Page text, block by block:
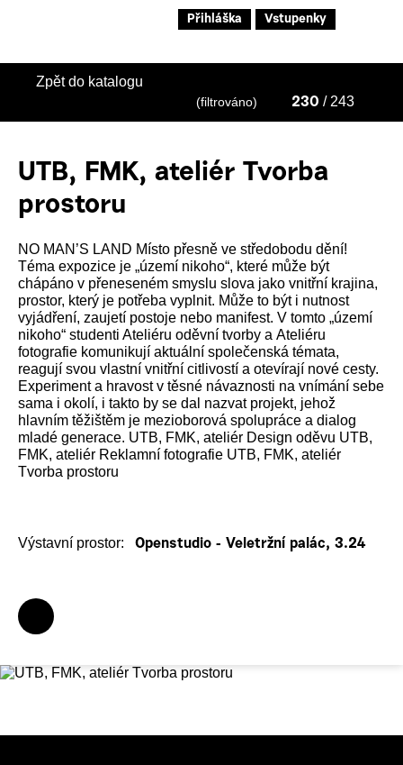
Přihláška Vstupenky
Zpět do katalogu
(filtrováno) 230 / 243
UTB, FMK, ateliér Tvorba
prostoru
NO MAN’S LAND Místo přesně ve středobodu dění!
Téma expozice je „území nikoho“, které může být
chápáno v přeneseném smyslu slova jako vnitřní krajina,
prostor, který je potřeba vyplnit. Může to být i nutnost
vyjádření, zaujetí postoje nebo manifest. V tomto „území
nikoho“ studenti Ateliéru oděvní tvorby a Ateliéru
fotografie komunikují aktuální společenská témata,
reagují svou vlastní vnitřní citlivostí a otevírají nové cesty.
Experiment a hravost v těsné návaznosti na vnímání sebe
sama i okolí, i takto by se dal nazvat projekt, jehož
hlavním těžištěm je mezioborová spolupráce a dialog
mladé generace. UTB, FMK, ateliér Design oděvu UTB,
FMK, ateliér Reklamní fotografie UTB, FMK, ateliér
Tvorba prostoru
Výstavní prostor: Openstudio - Veletržní palác, 3.24